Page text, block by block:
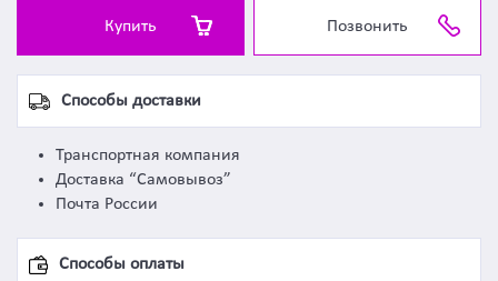
Купить Позвонить
Способы доставки
Транспортная компания
Доставка “Самовывоз”
Почта России
Способы оплаты